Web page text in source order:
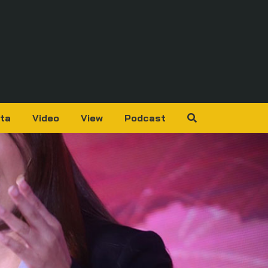
Video View Podcast